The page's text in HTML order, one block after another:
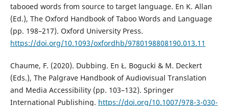
tabooed words from source to target language. En K. Allan
(Ed.), The Oxford Handbook of Taboo Words and Language
(pp. 198–217). Oxford University Press.
https://doi.org/10.1093/oxfordhb/9780198808190.013.11
Chaume, F. (2020). Dubbing. En Ł. Bogucki & M. Deckert
(Eds.), The Palgrave Handbook of Audiovisual Translation
and Media Accessibility (pp. 103–132). Springer
International Publishing. https://doi.org/10.1007/978-3-030-